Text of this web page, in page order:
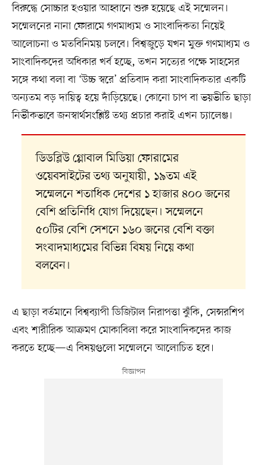
বিরুদ্ধে সোচ্চার হওয়ার আহ্বানে শুরু হয়েছে এই সম্মেলন।
সম্মেলনের নানা ফোরামে গণমাধ্যম ও সাংবাদিকতা নিয়েই
আলোচনা ও মতবিনিময় চলবে। বিশ্বজুড়ে যখন মুক্ত গণমাধ্যম ও
সাংবাদিকদের অধিকার খর্ব হচ্ছে, তখন সত্যের পক্ষে সাহসের
সঙ্গে কথা বলা বা ‘উচ্চ স্বরে’ প্রতিবাদ করা সাংবাদিকতার একটি
অন্যতম বড় দায়িত্ব হয়ে দাঁড়িয়েছে। কোনো চাপ বা ভয়ভীতি ছাড়া
নির্ভীকভাবে জনস্বার্থসংশ্লিষ্ট তথ্য প্রচার করাই এখন চ্যালেঞ্জ।
ডিডব্লিউ গ্লোবাল মিডিয়া ফোরামের
ওয়েবসাইটের তথ্য অনুযায়ী, ১৯তম এই
সম্মেলনে শতাধিক দেশের ১ হাজার ৪০০ জনের
বেশি প্রতিনিধি যোগ দিয়েছেন। সম্মেলনে
৫০টির বেশি সেশনে ১৬০ জনের বেশি বক্তা
সংবাদমাধ্যমের বিভিন্ন বিষয় নিয়ে কথা
বলবেন।
এ ছাড়া বর্তমানে বিশ্বব্যাপী ডিজিটাল নিরাপত্তা ঝুঁকি, সেন্সরশিপ
এবং শারীরিক আক্রমণ মোকাবিলা করে সাংবাদিকদের কাজ
করতে হচ্ছে—এ বিষয়গুলো সম্মেলনে আলোচিত হবে।